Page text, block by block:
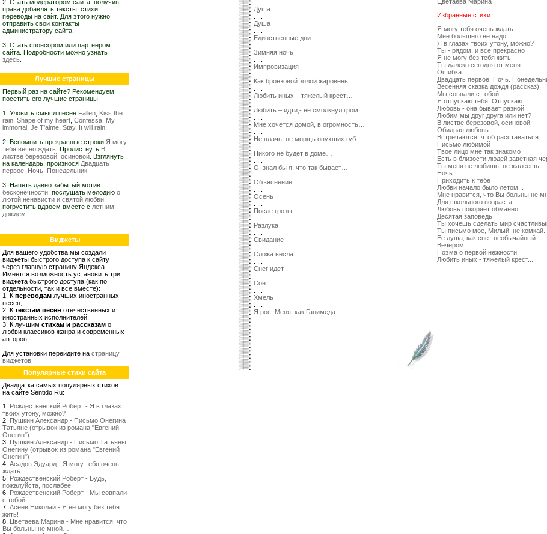
2. Стать модератором сайта, получив
права добавлять тексты, стихи,
переводы на сайт. Для этого нужно
отправить свои контакты
администратору сайта.
3. Стать спонсором или партнером
сайта. Подробности можно узнать
здесь
Лучшие страницы
Первый раз на сайте? Рекомендуем
посетить его лучшие страницы:
1. Уловить смысл песен Fallen Kiss the
rain Shape of my heart Confessa My
immortal Je T'aime Stay, It will rain
2. Вспомнить прекрасные строки Я могу
тебя вечно ждать . Пролистнуть В
листве березовой, осиновой . Взглянуть
на календарь, произнося Двадцать
первое. Ночь. Понедельник.
3. Напеть давно забытый мотив
бесконечности , послушать мелодию о
лютой ненависти и святой любви
погрустить вдвоем вместе с летним
дождем
Виджеты
Для вашего удобства мы создали
виджеты быстрого доступа к сайту
через главную страницу Яндекса.
Имеется возможность установить три
виджета быстрого доступа (как по
отдельности, так и все вместе):
1. К переводам лучших иностранных
песен;
2. К текстам песен отечественных и
иностранных исполнителей;
3. К лучшим стихам и рассказам о
любви классиков жанра и современных
авторов.
Для установки перейдите на страницу
виджетов
Популярные стихи сайта
Двадцатка самых популярных стихов
на сайте Sentido.Ru:
1. Рождественский Роберт - Я в глазах
твоих утону, можно?
2. Пушкин Александр - Письмо Онегина
Татьяне (отрывок из романа "Евгений
Онегин")
3. Пушкин Александр - Письмо Татьяны
Онегину (отрывок из романа "Евгений
Онегин")
4. Асадов Эдуард - Я могу тебя очень
ждать…
5. Рождественский Роберт - Будь,
пожалуйста, послабее
6. Рождественский Роберт - Мы совпали
с тобой
7. Асеев Николай - Я не могу без тебя
жить!
8. Цветаева Марина - Мне нравится, что
Вы больны не мной…
Душа
Душа
Единственные дни
Зимняя ночь
Импровизация
Как бронзовой золой жаровень…
Любить иных – тяжелый крест…
Любить – идти,- не смолкнул гром…
Мне хочется домой, в огромность…
Не плачь, не морщь опухших губ…
Никого не будет в доме…
О, знал бы я, что так бывает…
Объяснение
Осень
После грозы
Разлука
Свидание
Сложа весла
Снег идет
Сон
Хмель
Я рос. Меня, как Ганимеда…
Избранные стихи:
Я могу тебя очень ждать
Мне большего не надо...
Я в глазах твоих утону, можно?
Ты - рядом, и все прекрасно
Я не могу без тебя жить!
Ты далеко сегодня от меня
Ошибка
Двадцать первое. Ночь.
Весенняя сказка дождя (рассказ)
Мы совпали с тобой
Я отпускаю тебя. Отпускаю.
Любовь - она бывает разной
Любим мы друг друга или нет?
В листве березовой, осиновой
Обидная любовь
Встречаются, чтоб расставаться
Письмо любимой
Твое лицо мне так знакомо
Есть в близости людей заветная
Ты меня не любишь, не жалеешь
Ночь
Приходить к тебе
Любви начало было летом...
Мне нравится, что Вы больны не
Для школьного возраста
Любовь покоряет обманно
Десятая заповедь
Ты хочешь сделать мир
Ты письмо мое, Милый, не комкай.
Ее душа, как свет необычайный
Вечером
Поэма о первой нежности
Любить иных - тяжелый крест...